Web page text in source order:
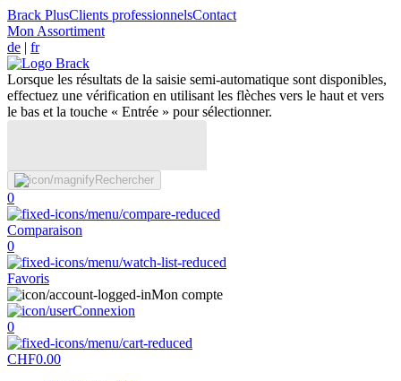
Brack PlusClients professionnelsContact
Mon Assortiment
de | fr
Lorsque les résultats de la saisie semi-automatique sont disponibles,
effectuez une vérification en utilisant les flèches vers le haut et vers
le bas et la touche « Entrée » pour sélectionner.
Rechercher
0
Comparaison
0
Favoris
Mon compte
Connexion
0
CHF0.00